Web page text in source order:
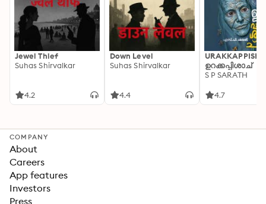
Jewel Thief
Suhas Shirvalkar
4.2
Down Level
Suhas Shirvalkar
4.4
ഉറക്കപ്പിശാച്
S P SARATH
4.7
COMPANY
About
Careers
App features
Investors
Press